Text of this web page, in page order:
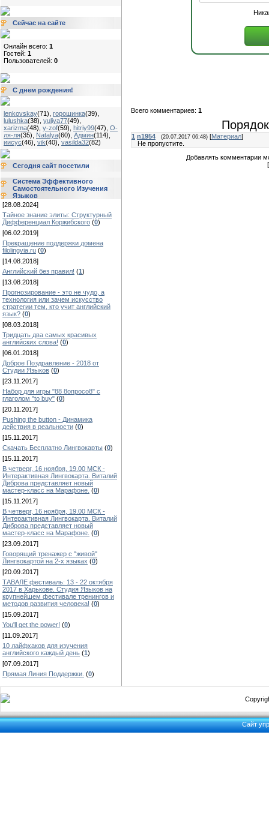
Сейчас на сайте
Онлайн всего: 1
Гостей: 1
Пользователей: 0
С днем рождения!
lenkovskay(71) горошинка(39)
lulushka(38) yuliya77(49)
xarizma(48) y-zof(59) hitriy99(47) О-
ля-ля(35) Natalya(60) Админ(114)
иисус(46) vik(40) vasilda32(82)
Сегодня сайт посетили
Система Эффективного
Самостоятельного Изучения
Языков
[28.08.2024]
Тайное знание элиты: Структурный
Дифференциал Коржибского (0)
[06.02.2019]
Прекращение поддержки домена
filolingvia.ru (0)
[14.08.2018]
Английский без правил! (1)
[13.08.2018]
Прогнозирование - это не чудо, а
технология или зачем искусство
стратегии тем, кто учит английский
язык? (0)
[08.03.2018]
Тридцать два самых красивых
английских слова! (0)
[06.01.2018]
Доброе Поздравление - 2018 от
Студии Языков (0)
[23.11.2017]
Набор для игры "88 8опросо8" с
глаголом "to buy" (0)
[20.11.2017]
Pushing the button - Динамика
действия в реальности (0)
[15.11.2017]
Скачать Бесплатно Лингвокарты (0)
[15.11.2017]
В четверг, 16 ноября, 19.00 МСК -
Интерактивная Лингвокарта. Виталий
Диброва представляет новый
мастер-класс на Марафоне. (0)
[15.11.2017]
В четверг, 16 ноября, 19.00 МСК -
Интерактивная Лингвокарта. Виталий
Диброва представляет новый
мастер-класс на Марафоне. (0)
[23.09.2017]
Говорящий тренажер с "живой"
Лингвокартой на 2-х языках (0)
[20.09.2017]
ТАВАЛЕ фестиваль: 13 - 22 октября
2017 в Харькове. Студия Языков на
крупнейшем фестивале тренингов и
методов развития человека! (0)
[15.09.2017]
You'll get the power! (0)
[11.09.2017]
10 лайфхаков для изучения
английского каждый день (1)
[07.09.2017]
Прямая Линия Поддержки. (0)
Всего комментариев: 1
1 n1954 (20.07.2017 06:48) [Материал]
Не пропустите.
Добавлять комментарии
Сайт